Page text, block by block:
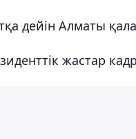
дейін Алматы
жастар